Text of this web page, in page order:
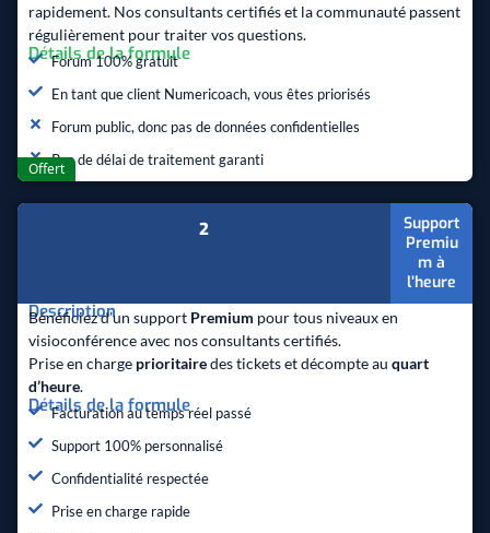
rapidement. Nos consultants certifiés et la communauté passent
régulièrement pour traiter vos questions.
Détails de la formule
Forum 100% gratuit
En tant que client Numericoach, vous êtes priorisés
Forum public, donc pas de données confidentielles
Pas de délai de traitement garanti
2
Support
Premiu
m à
l’heure
Description
Bénéficiez d’un support Premium pour tous niveaux en
visioconférence avec nos consultants certifiés.
Prise en charge prioritairedes tickets et décompte au quart
d’heure.
Détails de la formule
Facturation au temps réel passé
Support 100% personnalisé
Confidentialité respectée
Prise en charge rapide